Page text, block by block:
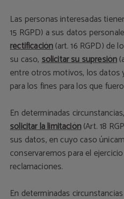
Las personas interesadas
15 RGPD) a sus datos
rectificación(art. 16 RGPD) de
su caso,solicitar su supresión
entre otros motivos, los datos
para los fines para los que
En determinadas
solicitar la limitación(Art. 18
sus datos, en cuyo caso
conservaremos para el
reclamaciones.
En determinadas